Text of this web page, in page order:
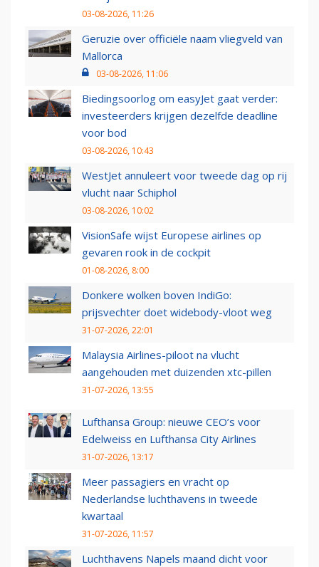
03-08-2026, 11:26
Geruzie over officiële naam vliegveld van
Mallorca
03-08-2026, 11:06
Biedingsoorlog om easyJet gaat verder:
investeerders krijgen dezelfde deadline
voor bod
03-08-2026, 10:43
WestJet annuleert voor tweede dag op rij
vlucht naar Schiphol
03-08-2026, 10:02
VisionSafe wijst Europese airlines op
gevaren rook in de cockpit
01-08-2026, 8:00
Donkere wolken boven IndiGo:
prijsvechter doet widebody-vloot weg
31-07-2026, 22:01
Malaysia Airlines-piloot na vlucht
aangehouden met duizenden xtc-pillen
31-07-2026, 13:55
Lufthansa Group: nieuwe CEO’s voor
Edelweiss en Lufthansa City Airlines
31-07-2026, 13:17
Meer passagiers en vracht op
Nederlandse luchthavens in tweede
kwartaal
31-07-2026, 11:57
Luchthavens Napels maand dicht voor